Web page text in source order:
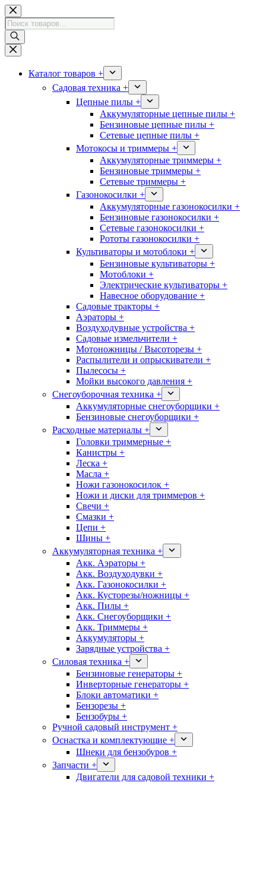
Перейти
к
сути
Поиск
товаров
Каталог товаров +
Садовая техника +
Цепные пилы +
Аккумуляторные цепные пилы +
Бензиновые цепные пилы +
Сетевые цепные пилы +
Мотокосы и триммеры +
Аккумуляторные триммеры +
Бензиновые триммеры +
Сетевые триммеры +
Газонокосилки +
Аккумуляторные газонокосилки +
Бензиновые газонокосилки +
Сетевые газонокосилки +
Рототы газонокосилки +
Культиваторы и мотоблоки +
Бензиновые культиваторы +
Мотоблоки +
Электрические культиваторы +
Навесное оборудование +
Садовые тракторы +
Аэраторы +
Воздуходувные устройства +
Садовые измельчители +
Мотоножницы / Высоторезы +
Распылители и опрыскиватели +
Пылесосы +
Мойки высокого давления +
Снегоуборочная техника +
Аккумуляторные снегоуборщики +
Бензиновые снегоуборщики +
Расходные материалы +
Головки триммерные +
Канистры +
Леска +
Масла +
Ножи газонокосилок +
Ножи и диски для триммеров +
Свечи +
Смазки +
Цепи +
Шины +
Аккумуляторная техника +
Акк. Аэраторы +
Акк. Воздуходувки +
Акк. Газонокосилки +
Акк. Кусторезы/ножницы +
Акк. Пилы +
Акк. Снегоуборщики +
Акк. Триммеры +
Аккумуляторы +
Зарядные устройства +
Силовая техника +
Бензиновые генераторы +
Инверторные генераторы +
Блоки автоматики +
Бензорезы +
Бензобуры +
Ручной садовый инструмент +
Оснастка и комплектующие +
Шнеки для бензобуров +
Запчасти +
Двигатели для садовой техники +